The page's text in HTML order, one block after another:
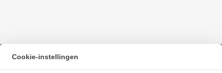
Beginpagina·
Zeskanttapbout Deeldraad DIN 931 M8x70mm 8.8
Cookie-instellingen